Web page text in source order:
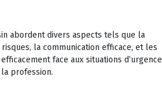
abordent divers aspects tels que la
la communication efficace, et les
face aux situations d’urgence
profession.